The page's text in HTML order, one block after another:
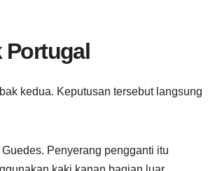
Portugal
kedua. Keputusan tersebut langsung
Penyerang pengganti itu